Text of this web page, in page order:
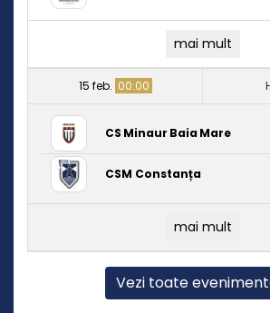
mai mult
15 feb. 00:00
CS Minaur Baia Mare
CSM Constanța
mai mult
Vezi toate